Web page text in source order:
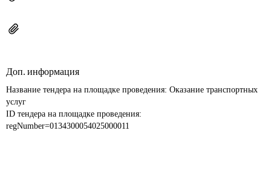
Доп. информация
Название тендера на площадке проведения: Оказание транспортных
услуг
ID тендера на площадке проведения:
regNumber=0134300054025000011